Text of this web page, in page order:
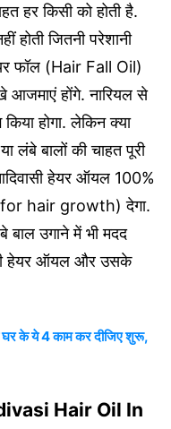
हर किसी को होती है.
होती जितनी परेशानी
फॉल (Hair Fall Oil)
होंगे. नारियल से
होगा. लेकिन क्या
लंबे बालों की चाहत पूरी
हेयर ऑयल 100%
for hair growth) देगा.
बाल उगाने में भी मदद
हेयर ऑयल और उसके
घर के ये 4 काम कर दीजिए शुरू,
Hair Oil In